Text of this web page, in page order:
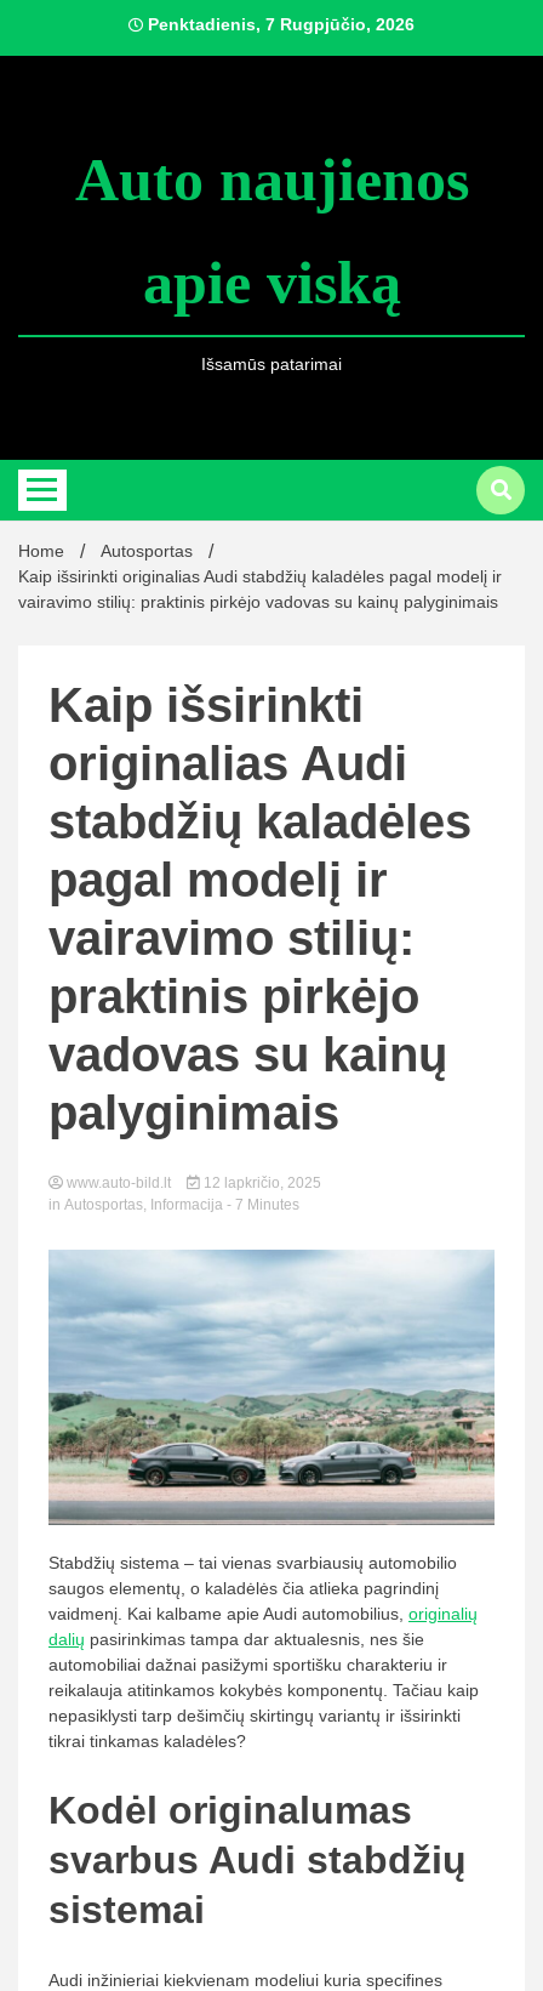
content
Penktadienis, 7 Rugpjūčio, 2026
Auto naujienos
apie viską
Išsamūs patarimai
Home
Autosportas
Kaip išsirinkti originalias Audi stabdžių kaladėles pagal modelį ir
vairavimo stilių: praktinis pirkėjo vadovas su kainų palyginimais
Kaip išsirinkti
originalias Audi
stabdžių kaladėles
pagal modelį ir
vairavimo stilių:
praktinis pirkėjo
vadovas su kainų
palyginimais
www.auto-bild.lt
12 lapkričio, 2025
in Autosportas, Informacija - 7 Minutes
Stabdžių sistema – tai vienas svarbiausių automobilio
saugos elementų, o kaladėlės čia atlieka pagrindinį
vaidmenį. Kai kalbame apie Audi automobilius, originalių
dalių pasirinkimas tampa dar aktualesnis, nes šie
automobiliai dažnai pasižymi sportišku charakteriu ir
reikalauja atitinkamos kokybės komponentų. Tačiau kaip
nepasiklysti tarp dešimčių skirtingų variantų ir išsirinkti
tikrai tinkamas kaladėles?
Kodėl originalumas
svarbus Audi stabdžių
sistemai
Audi inžinieriai kiekvienam modeliui kuria specifines